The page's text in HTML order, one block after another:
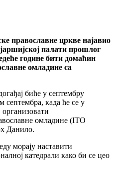
православне цркве најавио
палати прошлог
године бити домаћин
омладине са
биће у септембру
септембра, када ће се у
омладине (ITO
Данило.
морају наставити
катедрали како би се цео